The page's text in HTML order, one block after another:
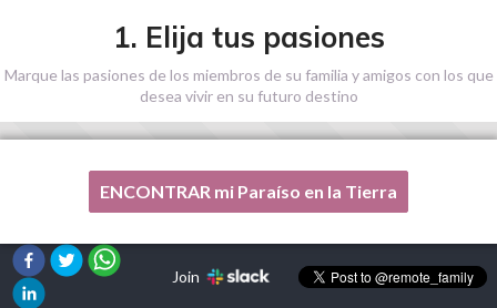
1. Elija tus pasiones
Marque las pasiones de los miembros de su familia y amigos con los que
desea vivir en su futuro destino
Una de mis pasiones no está en esta lista, por favor,
ENCONTRAR mi Paraíso en la Tierra
Join